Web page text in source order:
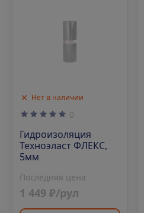
Нет в наличии
0
Гидроизоляция
Техноэласт ФЛЕКС,
5мм
Последняя цена
1 449 ₽/рул